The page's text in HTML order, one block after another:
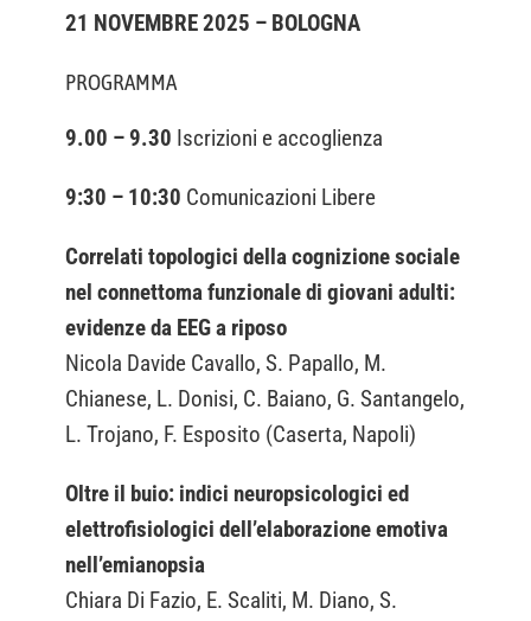
21 NOVEMBRE 2025 – BOLOGNA
PROGRAMMA
9.00 – 9.30 Iscrizioni e accoglienza
9:30 – 10:30 Comunicazioni Libere
Correlati topologici della cognizione sociale
nel connettoma funzionale di giovani adulti:
evidenze da EEG a riposo
Nicola Davide Cavallo, S. Papallo, M.
Chianese, L. Donisi, C. Baiano, G. Santangelo,
L. Trojano, F. Esposito (Caserta, Napoli)
Oltre il buio: indici neuropsicologici ed
elettrofisiologici dell’elaborazione emotiva
nell’emianopsia
Chiara Di Fazio, E. Scaliti, M. Diano, S.